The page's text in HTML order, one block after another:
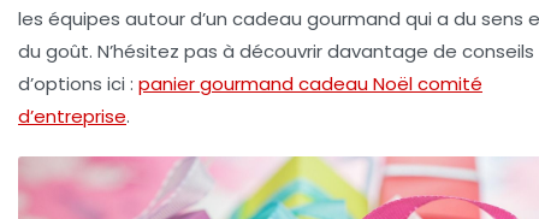
les équipes autour d’un cadeau gourmand qui a du sens
du goût. N’hésitez pas à découvrir davantage de
d’options ici : panier gourmand cadeau Noël comité
d’entreprise.